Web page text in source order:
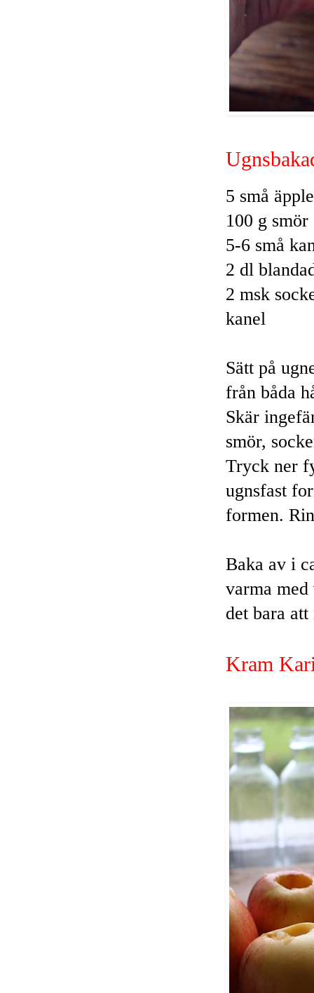
5 små
100 g smör
5-6 små
2 dl
2 msk
kanel
Sätt på
från båda
Skär
smör,
Tryck ner
ugnsfast
formen.
Baka av i
varma
det bara
Kram